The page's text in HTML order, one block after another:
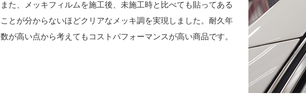
また、メッキフィルムを施工後、未施工時と比べても貼ってある
ことが分からないほどクリアなメッキ調を実現しました。耐久年
数が高い点から考えてもコストパフォーマンスが高い商品です。